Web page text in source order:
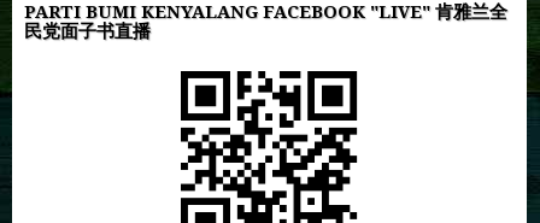
PARTI BUMI KENYALANG FACEBOOK "LIVE" 肯雅兰全
民党面子书直播